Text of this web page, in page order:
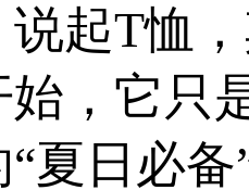
起T恤
，它只
夏日必备